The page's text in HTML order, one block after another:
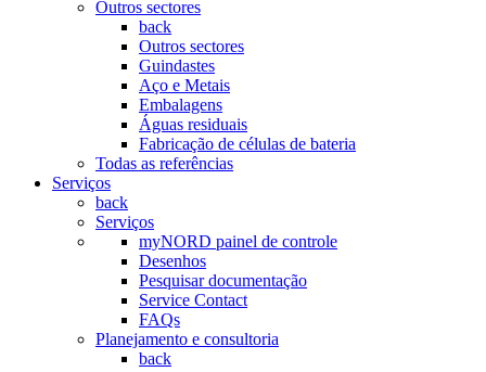
Outros sectores
back
Outros sectores
Guindastes
Aço e Metais
Embalagens
Águas residuais
Fabricação de células de bateria
Todas as referências
Serviços
back
Serviços
myNORD painel de controle
Desenhos
Pesquisar documentação
Service Contact
FAQs
Planejamento e consultoria
back